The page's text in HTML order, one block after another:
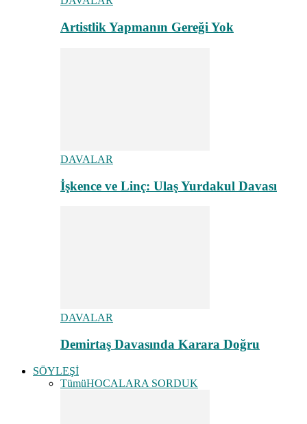
Artistlik Yapmanın Gereği Yok
DAVALAR
İşkence ve Linç: Ulaş Yurdakul Davası
DAVALAR
Demirtaş Davasında Karara Doğru
SÖYLEŞİ
TümüHOCALARA SORDUK